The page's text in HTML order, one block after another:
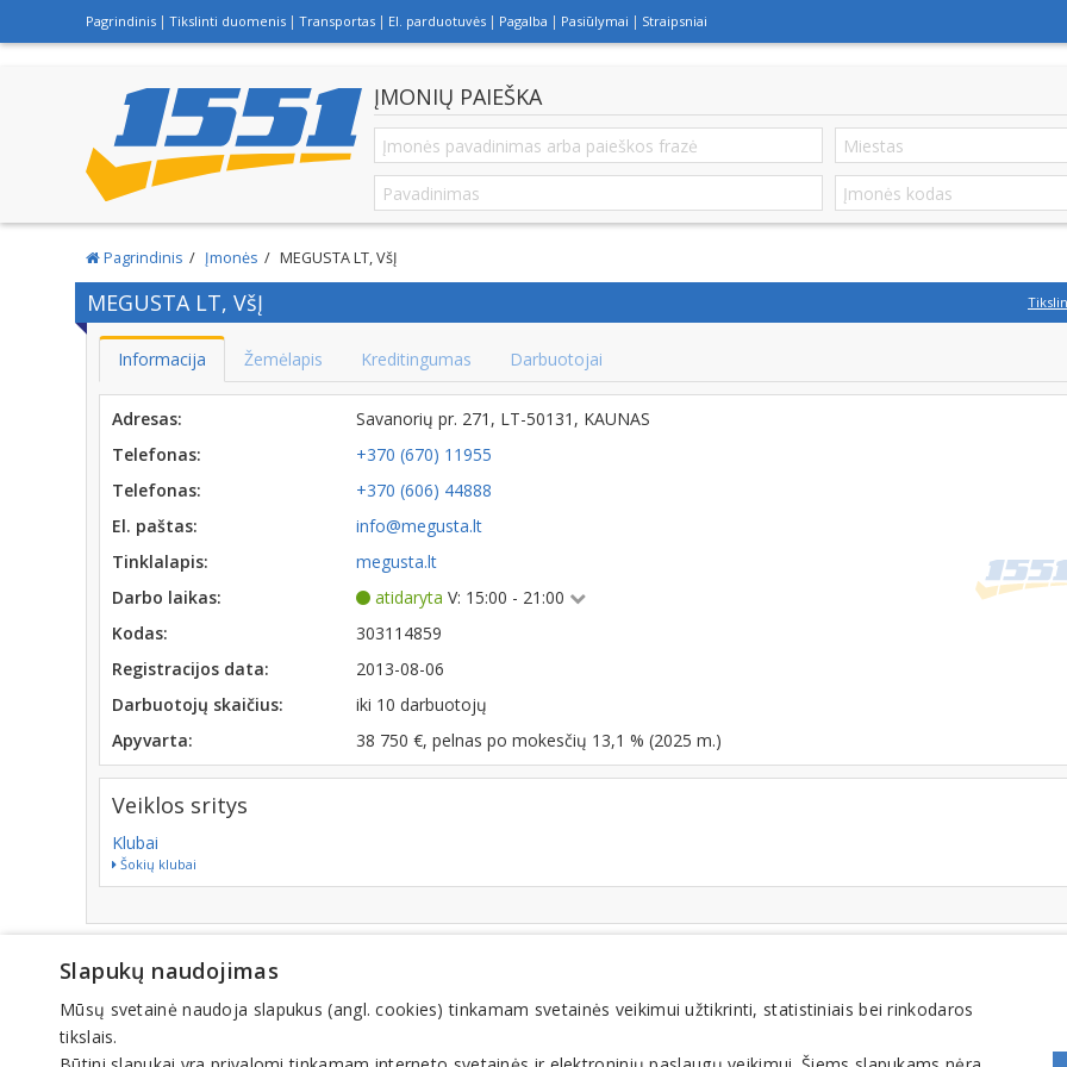
Pagrindinis Tikslinti duomenis Transportas El. parduotuvės Pagalba Pasiūlymai Straipsniai
ĮMONIŲ PAIEŠKA
Pagrindinis Įmonės MEGUSTA LT, VšĮ
MEGUSTA LT, VšĮ
Informacija Žemėlapis Kreditingumas Darbuotojai
Adresas:
Savanorių pr. 271, LT-50131, KAUNAS
Telefonas:
+370 (670) 11955
Telefonas:
+370 (606) 44888
El. paštas:
info@megusta.lt
Tinklalapis:
megusta.lt
Darbo laikas:
atidaryta V: 15:00 - 21:00
Kodas:
303114859
Registracijos data:
2013-08-06
Darbuotojų skaičius:
iki 10 darbuotojų
Apyvarta:
38 750 €, pelnas po mokesčių 13,1 % (2025 m.)
Veiklos sritys
Klubai
Šokių klubai
Slapukų naudojimas
Mūsų svetainė naudoja slapukus (angl. cookies) tinkamam svetainės veikimui užtikrinti, statistiniais bei rinkodaros
tikslais.